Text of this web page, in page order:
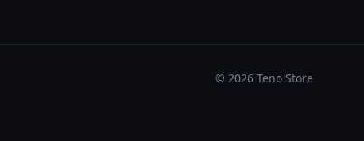
© 2026 Teno Store